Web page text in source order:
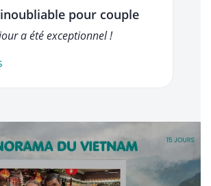
pour couple
a été exceptionnel !